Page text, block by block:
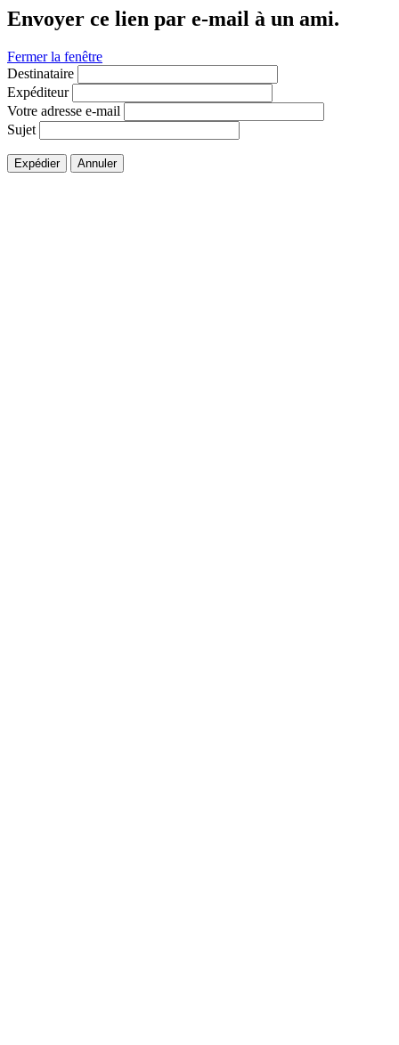
Envoyer ce lien par e-mail à un ami.
Fermer la fenêtre
Destinataire
Expéditeur
Votre adresse e-mail
Sujet
Expédier Annuler